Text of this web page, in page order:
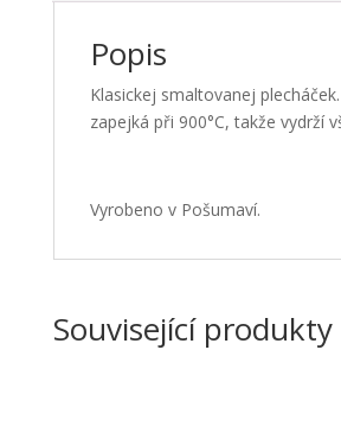
Popis
Klasickej smaltovanej
zapejká při 900°C, takže vydrží
Vyrobeno v Pošumaví.
Související produkty